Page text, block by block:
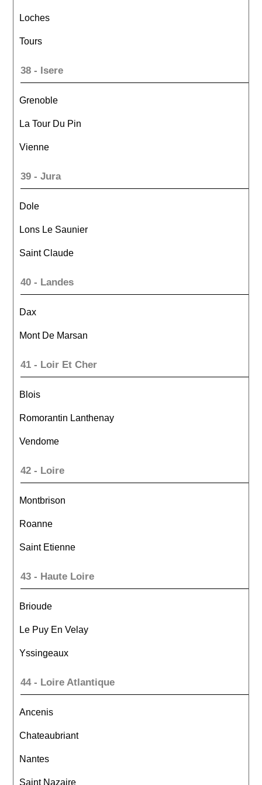
Loches
Tours
38 - Isere
Grenoble
La Tour Du Pin
Vienne
39 - Jura
Dole
Lons Le Saunier
Saint Claude
40 - Landes
Dax
Mont De Marsan
41 - Loir Et Cher
Blois
Romorantin Lanthenay
Vendome
42 - Loire
Montbrison
Roanne
Saint Etienne
43 - Haute Loire
Brioude
Le Puy En Velay
Yssingeaux
44 - Loire Atlantique
Ancenis
Chateaubriant
Nantes
Saint Nazaire